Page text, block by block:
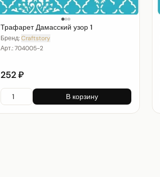
Трафарет Дамасский узор 1
Бренд:Craftstory
Арт.:704005-2
252 ₽
В корзину